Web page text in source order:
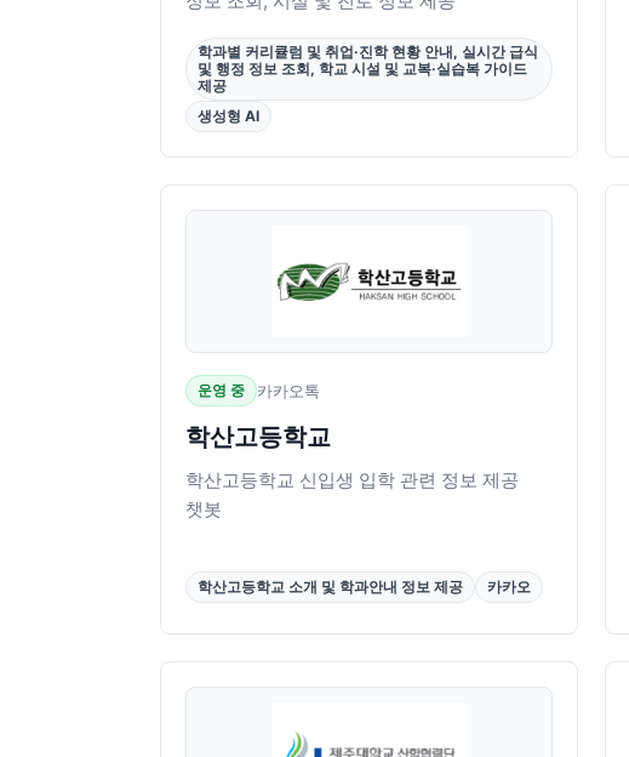
학과별 커리큘럼 및 취업·진학 현황 안내, 실시간 급식
및 행정 정보 조회, 학교 시설 및 교복·실습복 가이드
제공
생성형 AI
운영 중 카카오톡
학산고등학교
학산고등학교 신입생 입학 관련 정보 제공
챗봇
학산고등학교 소개 및 학과안내 정보 제공 카카오